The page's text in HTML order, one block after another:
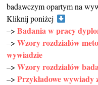
badawczym opartym na
Kliknij poniżej
–>Badania w pracy
–>Wzory rozdziałów
wywiadzie
–>Wzory rozdziałów
–>Przykładowe